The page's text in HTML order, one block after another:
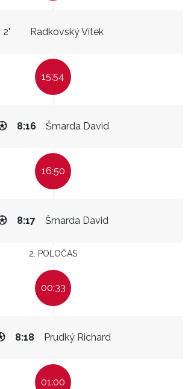
Radkovský Vítek
2"
15:54
Šmarda David
8:16
16:50
Šmarda David
8:17
2. POLOČAS
00:33
Prudký Richard
8:18
01:00